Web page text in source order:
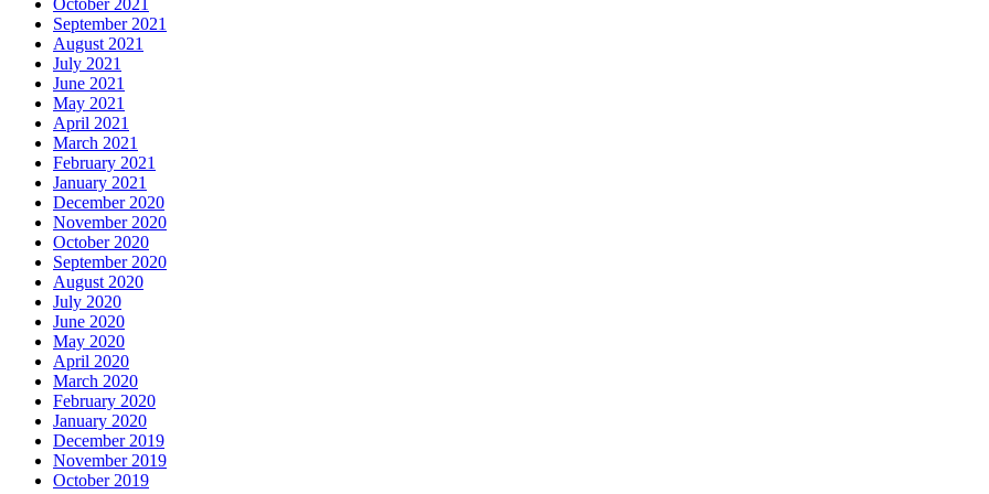
October 2021
September 2021
August 2021
July 2021
June 2021
May 2021
April 2021
March 2021
February 2021
January 2021
December 2020
November 2020
October 2020
September 2020
August 2020
July 2020
June 2020
May 2020
April 2020
March 2020
February 2020
January 2020
December 2019
November 2019
October 2019